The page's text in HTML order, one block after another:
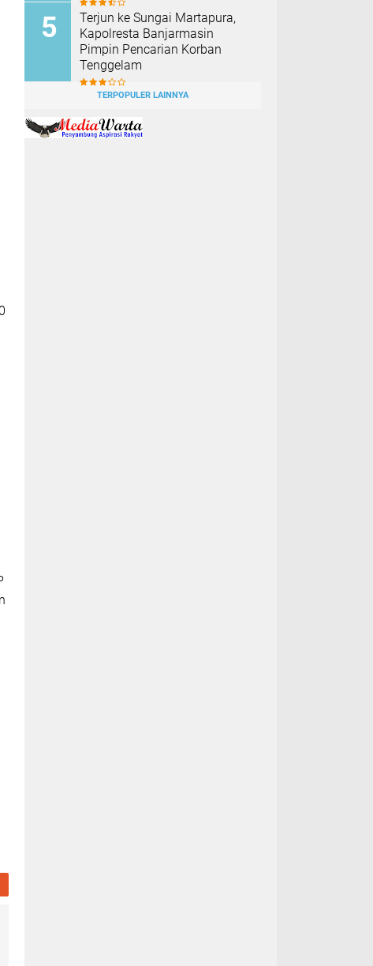
Terjun ke Sungai Martapura,
Kapolresta Banjarmasin
Pimpin Pencarian Korban
Tenggelam
TERPOPULER LAINNYA